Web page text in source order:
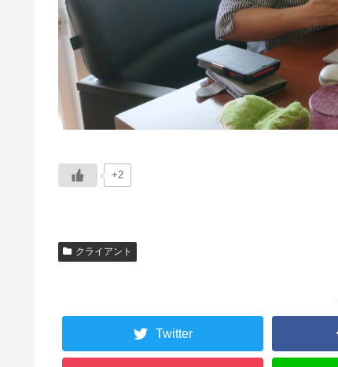
+2
クライアント
Twitter